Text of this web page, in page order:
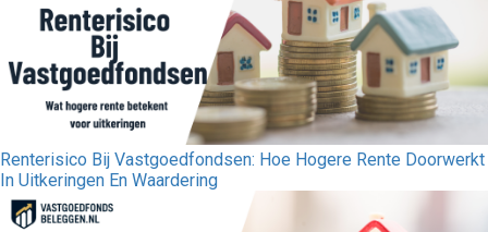
Renterisico Bij Vastgoedfondsen: Hoe Hogere Rente Doorwerkt
In Uitkeringen En Waardering